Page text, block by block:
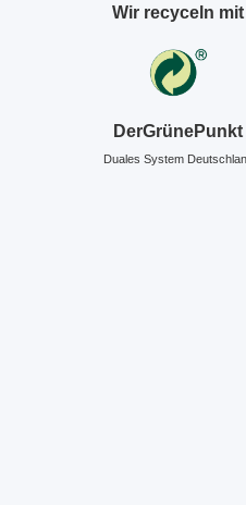
Wir recyceln mit
DerGrünePunkt
Duales System